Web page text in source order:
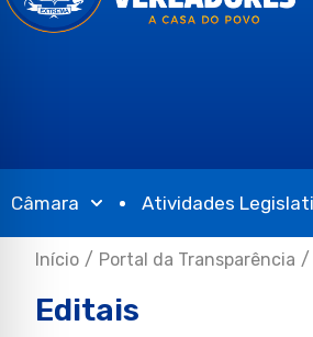
Câmara Atividades
Início / Portal da Transparência /
Editais